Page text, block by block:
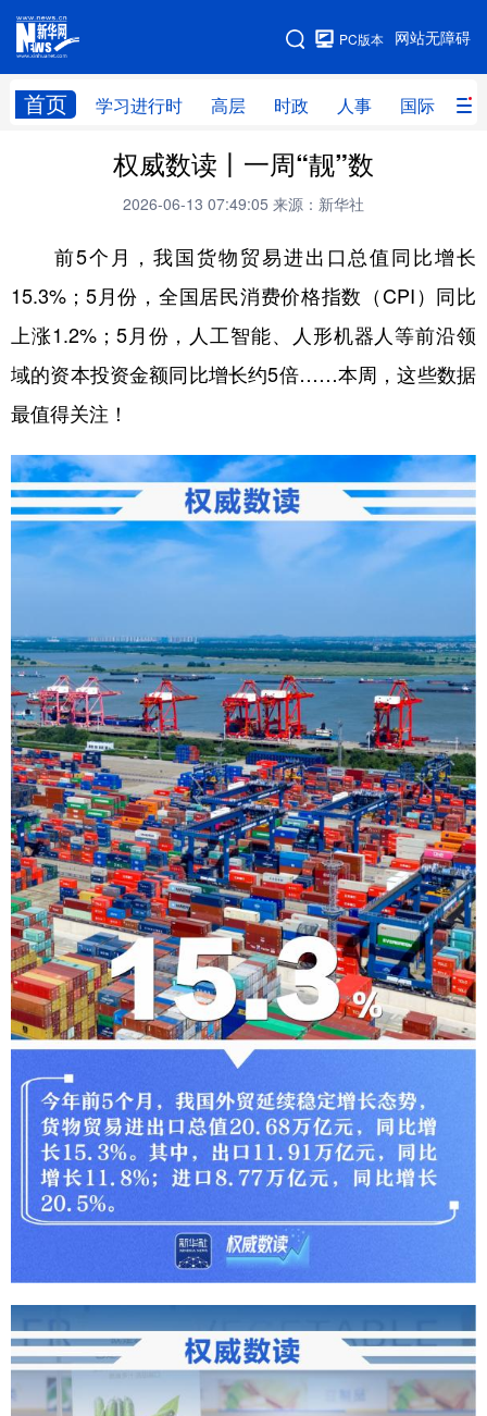
网站无障碍
PC版本
首页 学习进行时 高层 时政 人事 国际 财
网站地图
高层 时政
财经 网评
台湾 思客智库 全球连线 教育
科技 科创 量子 体育
文化 书画 健康 军事
食品 人居 信息化 数字经济
学术中国 乡村振兴 溯源中国
旅游
公益 一带一路 亚太网 上市公司
文化产业
地方频道
北京 天津 河北 山西
辽宁 吉林 上海 江苏
浙江 安徽 福建 江西
山东 河南 湖南
广东 广西 海南 重庆
四川
陕西 甘肃 青海 宁夏
新疆 内蒙古 黑龙江
Русский язык 日本語 한국어
Deutsch
权威数读丨一周“靓”数
2026-06-13 07:49:05 来源：新华社
前5个月，我国货物贸易进出口总值同比增长
15.3%；5月份，全国居民消费价格指数（CPI）同比
上涨1.2%；5月份，人工智能、人形机器人等前沿领
域的资本投资金额同比增长约5倍……本周，这些数据
最值得关注！